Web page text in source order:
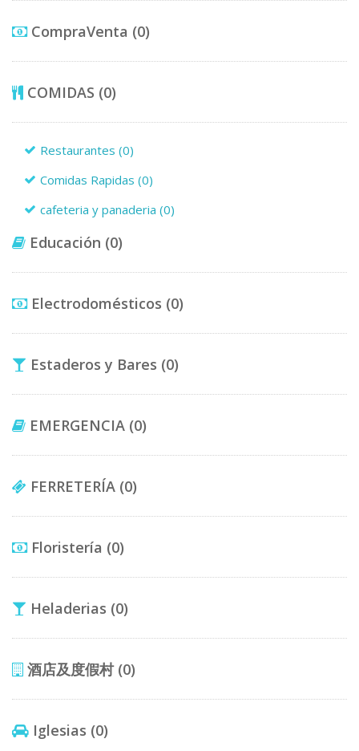
CompraVenta (0)
COMIDAS (0)
Restaurantes
(0)
Comidas Rapidas
(0)
cafeteria y panaderia
(0)
Educación (0)
Electrodomésticos (0)
Estaderos y Bares (0)
EMERGENCIA (0)
FERRETERÍA (0)
Floristería (0)
Heladerias (0)
酒店及度假村 (0)
Iglesias (0)